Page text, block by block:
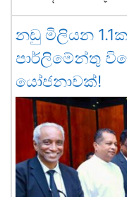
නඩු මිලියන
පාර්ලිමේන්තු
යෝජනාවක්!